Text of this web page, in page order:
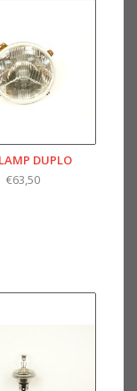
DUPLO
€63,50